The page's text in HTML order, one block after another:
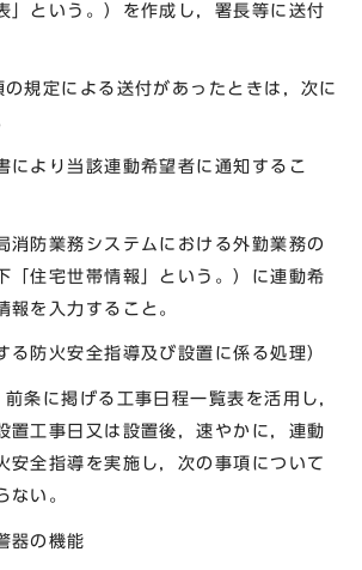
」という。）を作成し，署長等に送付
規定による送付があったときは，次に
より当該連動希望者に通知するこ
防業務システムにおける外勤業務の
「住宅世帯情報」という。）に連動希
報を入力すること。
る防火安全指導及び設置に係る処理）
条に掲げる工事日程一覧表を活用し，
置工事日又は設置後，速やかに，連動
安全指導を実施し，次の事項について
ない。
の機能